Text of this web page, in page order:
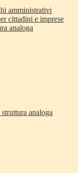
amministrativi
cittadini e imprese
analoga
analoga